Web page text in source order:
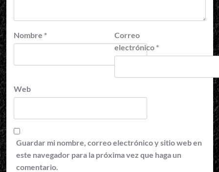
Nombre *
Correo
electrónico *
Web
Guardar mi nombre, correo electrónico y sitio web en
este navegador para la próxima vez que haga un
comentario.